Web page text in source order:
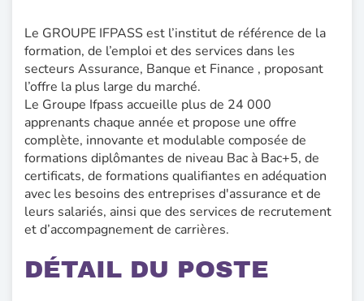
Le GROUPE IFPASS est l’institut de référence de la
formation, de l’emploi et des services dans les
secteurs Assurance, Banque et Finance , proposant
l’offre la plus large du marché.
Le Groupe Ifpass accueille plus de 24 000
apprenants chaque année et propose une offre
complète, innovante et modulable composée de
formations diplômantes de niveau Bac à Bac+5, de
certificats, de formations qualifiantes en adéquation
avec les besoins des entreprises d'assurance et de
leurs salariés, ainsi que des services de recrutement
et d’accompagnement de carrières.
DÉTAIL DU POSTE